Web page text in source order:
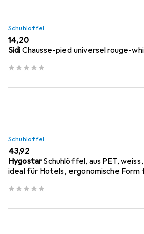
Schuhlöffel
EUR
14,20
Sidi Chausse-pied universel rouge-
Schuhlöffel
EUR
43,92
HygostarSchuhlöffel, aus PET,
ideal für Hotels, ergonomische